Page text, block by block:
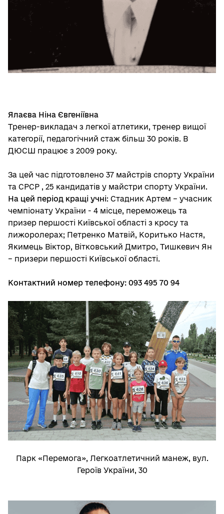
Ялаєва Ніна Євгеніївна
Тренер-викладач з легкої атлетики, тренер вищої
категорії, педагогічний стаж більш 30 років. В
ДЮСШ працює з 2009 року.
За цей час підготовлено 37 майстрів спорту України
та СРСР , 25 кандидатів у майстри спорту України.
На цей період кращі учні: Стадник Артем – учасник
чемпіонату України - 4 місце, переможець та
призер першості Київської області з кросу та
лижоролерах; Петренко Матвій, Коритько Настя,
Якимець Віктор, Вітковський Дмитро, Тишкевич Ян
– призери першості Київської області.
Контактний номер телефону: 093 495 70 94
Парк «Перемога», Легкоатлетичний манеж, вул.
Героїв України, 30